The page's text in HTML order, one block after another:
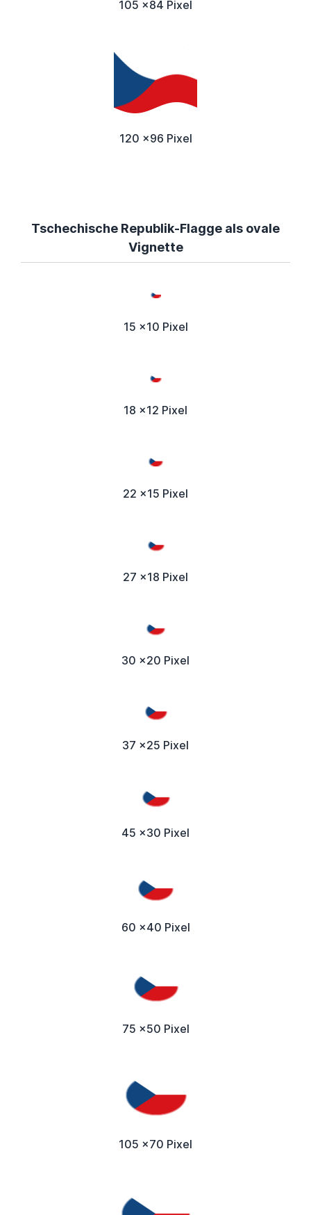
105 x84 Pixel
120 x96 Pixel
Tschechische Republik-Flagge als ovale
Vignette
15 x10 Pixel
18 x12 Pixel
22 x15 Pixel
27 x18 Pixel
30 x20 Pixel
37 x25 Pixel
45 x30 Pixel
60 x40 Pixel
75 x50 Pixel
105 x70 Pixel